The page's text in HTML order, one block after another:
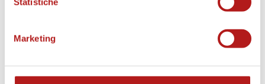
Marketing